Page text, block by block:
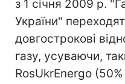
з 1 січня 2009 р.
України"
довгострокові
газу, усуваючи,
RosUkrEnergo